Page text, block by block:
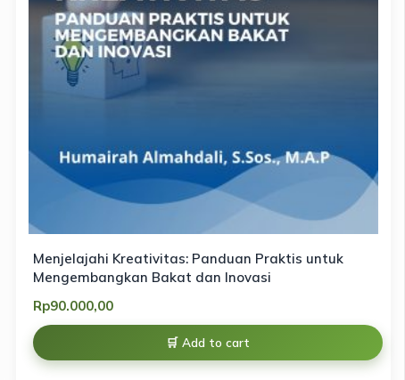
Menjelajahi Kreativitas: Panduan Praktis untuk
Mengembangkan Bakat dan Inovasi
Rp90.000,00
Add to cart